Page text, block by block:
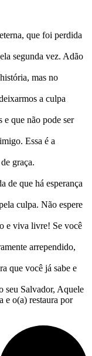
que foi perdida
segunda vez. Adão
mas no
a culpa
e que não pode ser
Essa é a
graça.
de que há esperança
culpa. Não espere
e viva livre! Se você
arrependido,
que você já sabe e
seu Salvador, Aquele
e o(a) restaura por